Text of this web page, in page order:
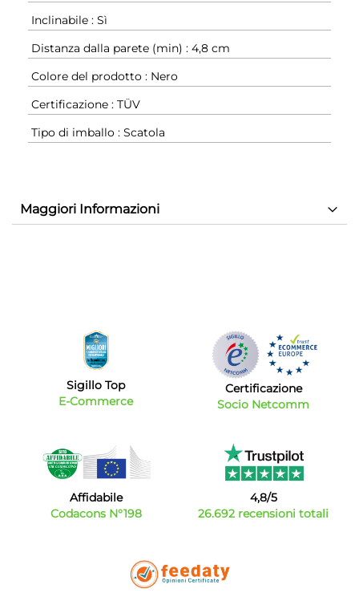
Inclinabile : Sì
Distanza dalla parete (min) : 4,8 cm
Colore del prodotto : Nero
Certificazione : TÜV
Tipo di imballo : Scatola
Maggiori Informazioni
Sigillo Top
E-Commerce
Certificazione
Socio Netcomm
Affidabile
Codacons N°198
4,8/5
26.692 recensioni totali